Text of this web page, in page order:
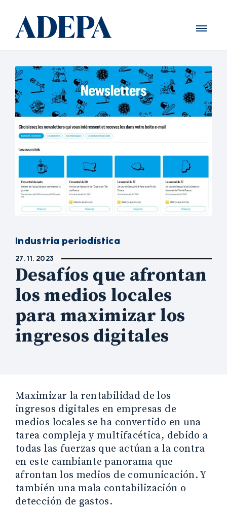
Industria periodística
27. 11. 2023
Desafíos que afrontan
los medios locales
para maximizar los
ingresos digitales
Maximizar la rentabilidad de los
ingresos digitales en empresas de
medios locales se ha convertido en una
tarea compleja y multifacética, debido a
todas las fuerzas que actúan a la contra
en este cambiante panorama que
afrontan los medios de comunicación. Y
también una mala contabilización o
detección de gastos.